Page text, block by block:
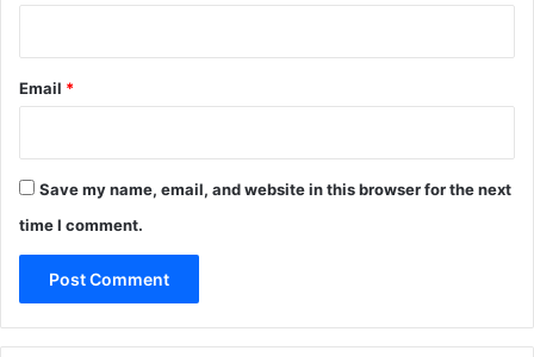
Email *
Save my name, email, and website in this browser for the next
time I comment.